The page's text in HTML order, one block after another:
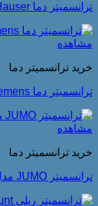
ترانسمیتر دما Endress+Hauser مدل TMT180
مشاهده
خرید ترانسمیتر دما
ترانسمیتر دما Siemens مدل TH300
مشاهده
خرید ترانسمیتر دما
ترانسمیتر JUMO مدل 707031